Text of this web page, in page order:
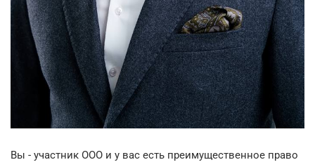
Вы - участник ООО и у вас есть преимущественное право